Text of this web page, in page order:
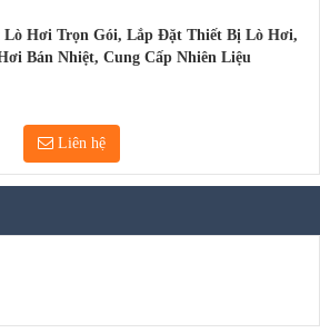
Hơi Trọn Gói, Lắp Đặt Thiết Bị Lò Hơi,
Bán Nhiệt, Cung Cấp Nhiên Liệu
Liên hệ